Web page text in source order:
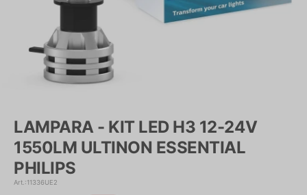
LAMPARA - KIT LED H3 12-24V
1550LM ULTINON ESSENTIAL
PHILIPS
11336UE2